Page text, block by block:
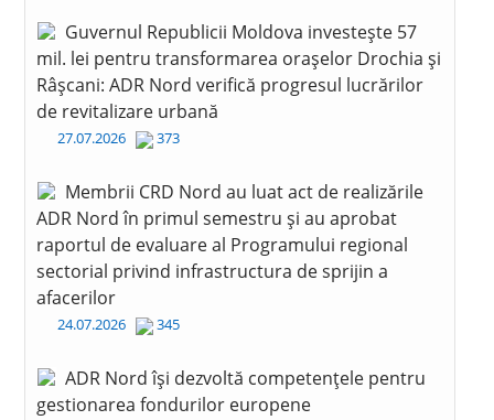
Guvernul Republicii Moldova investește 57
mil. lei pentru transformarea orașelor Drochia și
Râșcani: ADR Nord verifică progresul lucrărilor
de revitalizare urbană
27.07.2026 373
Membrii CRD Nord au luat act de realizările
ADR Nord în primul semestru și au aprobat
raportul de evaluare al Programului regional
sectorial privind infrastructura de sprijin a
afacerilor
24.07.2026 345
ADR Nord își dezvoltă competențele pentru
gestionarea fondurilor europene